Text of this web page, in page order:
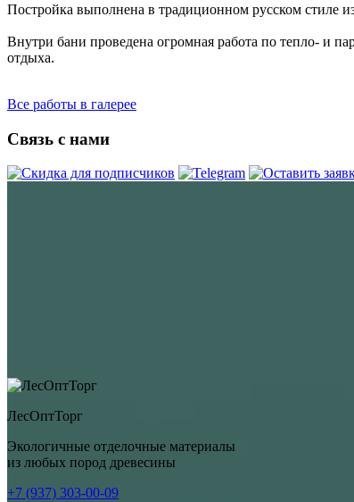
Постройка выполнена в традиционном русском стиле
Внутри бани проведена огромная работа по тепло- и
отдыха.
Все работы в галерее
Связь с нами
ЛесОптТорг
Экологичные отделочные материалы
из любых пород древесины
+7 (937) 303-00-09